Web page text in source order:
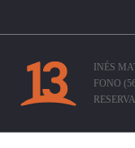
INÉS
FONO